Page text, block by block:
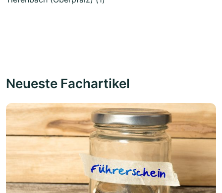
Neueste Fachartikel